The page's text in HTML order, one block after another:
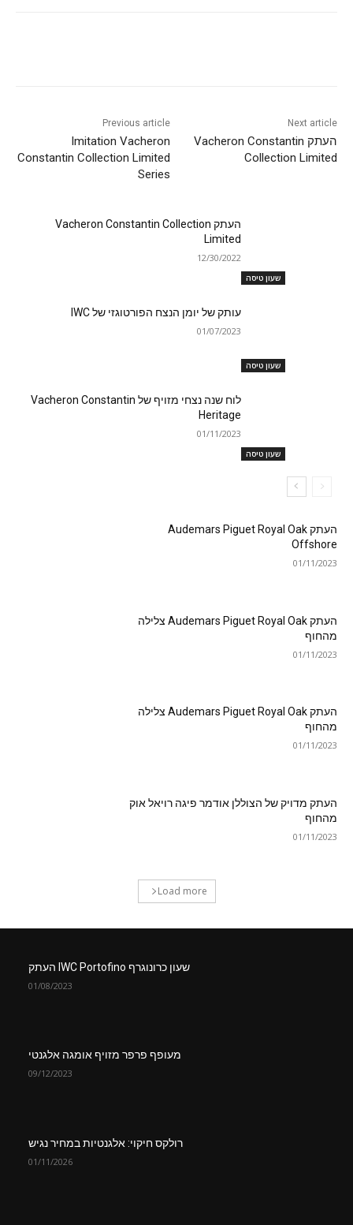
Previous article
Imitation Vacheron
Constantin Collection Limited
Series
Next article
העתק Vacheron Constantin
Collection Limited
שעון טיסה
העתק Vacheron Constantin Collection
Limited
12/30/2022
שעון טיסה
עותק של יומן הנצח הפורטוגזי של IWC
01/07/2023
שעון טיסה
לוח שנה נצחי מזויף של Vacheron Constantin
Heritage
01/11/2023
העתק Audemars Piguet Royal Oak
Offshore
01/11/2023
העתק Audemars Piguet Royal Oak צלילה
מהחוף
01/11/2023
העתק Audemars Piguet Royal Oak צלילה
מהחוף
01/11/2023
העתק מדויק של הצוללן אודמר פיגה רויאל אוק
מהחוף
01/11/2023
Load more
שעון כרונוגרף IWC Portofino העתק
01/08/2023
מעופף פרפר מזויף אומגה אלגנטי
09/12/2023
רולקס חיקוי: אלגנטיות במחיר נגיש
01/11/2026